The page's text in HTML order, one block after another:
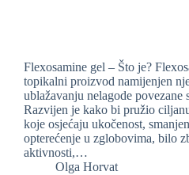
Flexosamine gel – Što je?
topikalni proizvod namijenjen
ublažavanju nelagode povezane
Razvijen je kako bi pružio
koje osjećaju ukočenost,
opterećenje u zglobovima, bilo
aktivnosti,…
Olga Horvat